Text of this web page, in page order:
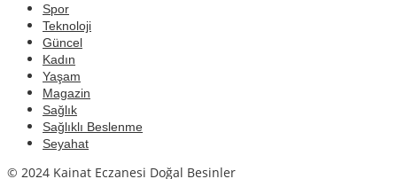
Spor
Teknoloji
Güncel
Kadın
Yaşam
Magazin
Sağlık
Sağlıklı Beslenme
Seyahat
© 2024 Kainat Eczanesi Doğal Besinler